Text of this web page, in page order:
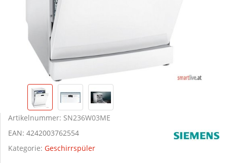
Artikelnummer: SN236W03ME
EAN: 4242003762554
Kategorie: Geschirrspüler